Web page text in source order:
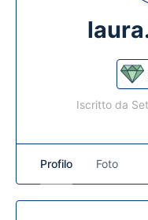
Iscritto da
Profilo Foto